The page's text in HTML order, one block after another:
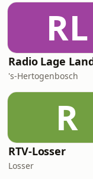
RL
Radio Lage
's-Hertogenbosch
R
RTV-Losser
Losser